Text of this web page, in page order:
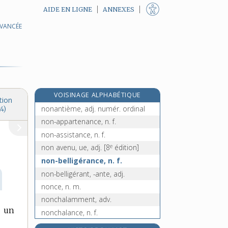
AIDE EN LIGNE ANNEXES
un
VOISINAGE ALPHABÉTIQUE
nonante, adj. numér. cardinal inv.
et n. m. inv.
nonantième, adj. numér. ordinal
non-appartenance, n. f.
non-assistance, n. f.
non avenu, ue, adj. [8e édition]
non-belligérance, n. f.
non-belligérant, -ante, adj.
nonce, n. m.
nonchalamment, adv.
nonchalance, n. f.
nonchalant, -ante, adj.